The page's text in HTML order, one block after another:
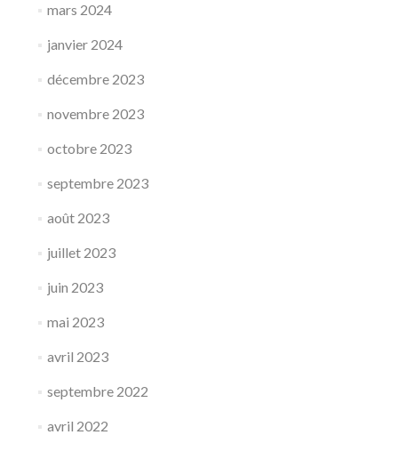
mars 2024
janvier 2024
décembre 2023
novembre 2023
octobre 2023
septembre 2023
août 2023
juillet 2023
juin 2023
mai 2023
avril 2023
septembre 2022
avril 2022